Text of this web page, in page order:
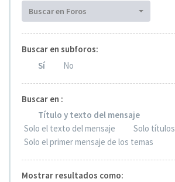
Buscar en Foros
Buscar en subforos:
Sí
No
Buscar en :
Título y texto del mensaje
Solo el texto del mensaje
Solo títulos
Solo el primer mensaje de los temas
Mostrar resultados como: